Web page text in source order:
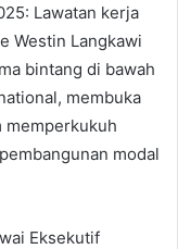
Lawatan kerja
Westin Langkawi
bintang di bawah
membuka
memperkukuh
modal
Eksekutif